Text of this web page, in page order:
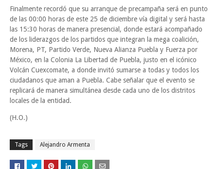
Finalmente recordó que su arranque de precampaña será en punto
de las 00:00 horas de este 25 de diciembre vía digital y será hasta
las 15:30 horas de manera presencial, donde estará acompañado
de los liderazgos de los partidos que integran la mega coalición,
Morena, PT, Partido Verde, Nueva Alianza Puebla y Fuerza por
México, en la Colonia La Libertad de Puebla, justo en el icónico
Volcán Cuexcomate, a donde invitó sumarse a todas y todos los
ciudadanos que aman a Puebla. Cabe señalar que el evento se
replicará de manera simultánea desde cada uno de los distritos
locales de la entidad.
(H.O.)
Tags Alejandro Armenta